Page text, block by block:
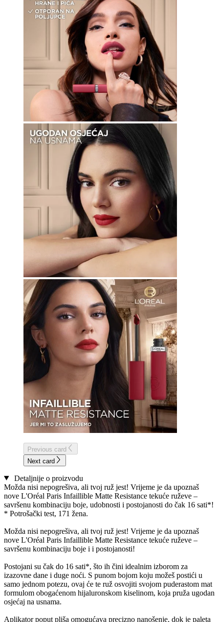
Previous card
Next card
Detaljnije o proizvodu
Možda nisi nepogrešiva, ali tvoj ruž jest! Vrijeme je da upoznaš
nove L'Oréal Paris Infaillible Matte Resistance tekuće ruževe –
savršenu kombinaciju boje, udobnosti i postojanosti do čak 16 sati*!
* Potrošački test, 171 žena.
Možda nisi nepogrešiva, ali tvoj ruž jest! Vrijeme je da upoznaš
nove L'Oréal Paris Infaillible Matte Resistance tekuće ruževe –
savršenu kombinaciju boje i i postojanosti!
Postojani su čak do 16 sati*, što ih čini idealnim izborom za
izazovne dane i duge noći. S punom bojom koju možeš postići u
samo jednom potezu, ovaj će te ruž osvojiti svojom puderastom mat
formulom obogaćenom hijaluronskom kiselinom, koja pruža ugodan
osjećaj na usnama.
Aplikator poput pliša omogućava precizno nanošenje, dok je paleta